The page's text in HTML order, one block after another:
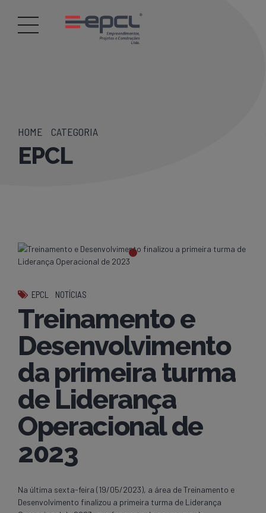
HOME CATEGORIA
EPCL
EPCL NOTÍCIAS
Treinamento e
Desenvolvimento
da primeira turma
de Liderança
Operacional de
2023
Na última sexta-feira (19/05/2023), a área de Treinamento e
Desenvolvimento finalizou a primeira turma de Liderança